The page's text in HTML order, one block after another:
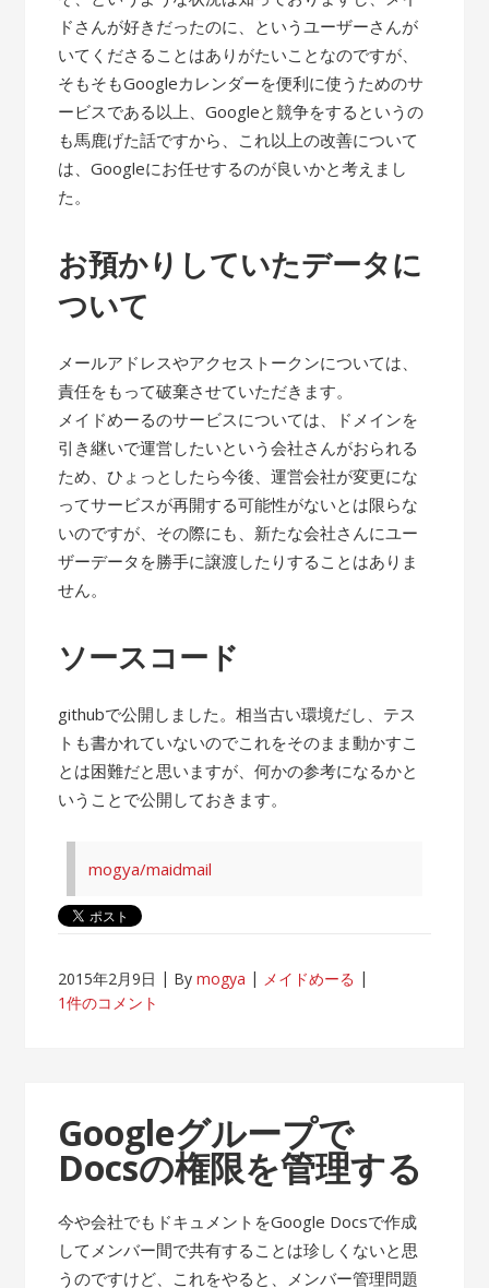
ドさんが好きだったのに、というユーザーさんが
いてくださることはありがたいことなのですが、
そもそもGoogleカレンダーを便利に使うためのサ
ービスである以上、Googleと競争をするというの
も馬鹿げた話ですから、これ以上の改善について
は、Googleにお任せするのが良いかと考えまし
た。
お預かりしていたデータに
ついて
メールアドレスやアクセストークンについては、
責任をもって破棄させていただきます。
メイドめーるのサービスについては、ドメインを
引き継いで運営したいという会社さんがおられる
ため、ひょっとしたら今後、運営会社が変更にな
ってサービスが再開する可能性がないとは限らな
いのですが、その際にも、新たな会社さんにユー
ザーデータを勝手に譲渡したりすることはありま
せん。
ソースコード
githubで公開しました。相当古い環境だし、テス
トも書かれていないのでこれをそのまま動かすこ
とは困難だと思いますが、何かの参考になるかと
いうことで公開しておきます。
mogya/maidmail
2015年2月9日 Bymogya
メイドめーる
1件のコメント
Googleグループで
Docsの権限を管理する
今や会社でもドキュメントをGoogle Docsで作成
してメンバー間で共有することは珍しくないと思
うのですけど、これをやると、メンバー管理問題